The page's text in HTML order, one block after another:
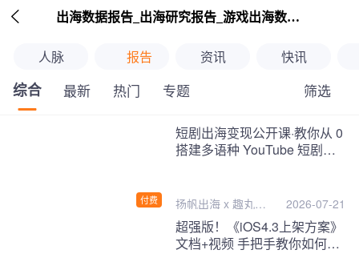
 出海数据报告_出海研究报告_游戏出海数据报告_海外趋势分析-扬帆出海
人脉 报告 资讯 快讯
综合 最新 热门 专题 筛选
继续下拉刷新
付费
短剧出海变现公开课·教你从 0
搭建多语种 YouTube 短剧频
扬帆出海 x 趣丸千 2026-07-21
超强版！《iOS4.3上架方案》
文档+视频 手把手教你如何一